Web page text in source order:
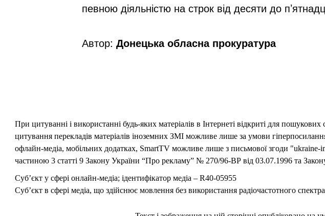
певною діяльністю на строк від десяти до
Автор: Донецька обласна прокуратура
При цитуванні і використанні будь-яких матеріалів в Інтернеті відкриті для
цитування перекладів матеріалів іноземних ЗМІ можливе лише за умови
офлайн-медіа, мобільних додатках, SmartTV можливе лише з письмової згоди
частиною 3 статті 9 Закону України “Про рекламу” № 270/96-ВР від 03.07.1996 та
Суб’єкт у сфері онлайн-медіа; ідентифікатор медіа – R40-05955
Суб’єкт в сфері медіа, що здійснює мовлення без використання радіочастотного